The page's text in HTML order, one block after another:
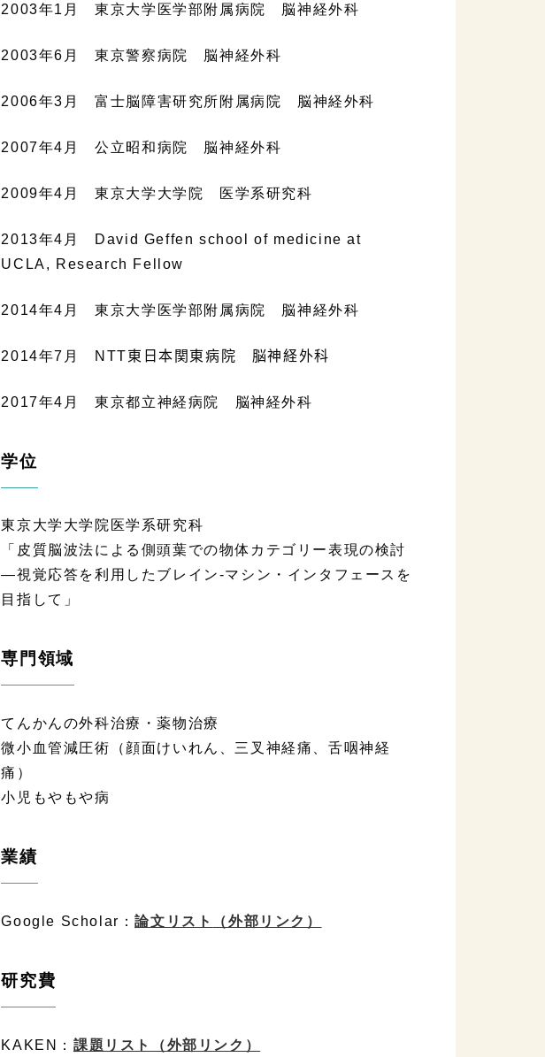
2003年1月 東京大学医学部附属病院 脳神経外科
2003年6月 東京警察病院 脳神経外科
2006年3月 富士脳障害研究所附属病院 脳神経外科
2007年4月 公立昭和病院 脳神経外科
2009年4月 東京大学大学院 医学系研究科
2013年4月 David Geffen school of medicine at
UCLA, Research Fellow
2014年4月 東京大学医学部附属病院 脳神経外科
2014年7月 NTT東日本関東病院 脳神経外科
2017年4月 東京都立神経病院 脳神経外科
学位
東京大学大学院医学系研究科
「皮質脳波法による側頭葉での物体カテゴリー表現の検討
―視覚応答を利用したブレイン-マシン・インタフェースを
目指して」
専門領域
てんかんの外科治療・薬物治療
微小血管減圧術（顔面けいれん、三叉神経痛、舌咽神経
痛）
小児もやもや病
業績
Google Scholar：論文リスト （外部リンク）
研究費
KAKEN： 課題リスト （外部リンク）